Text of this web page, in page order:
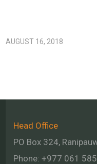
AUGUST 16, 2018
Head Office
PO Box 324,
Phone: +977 061